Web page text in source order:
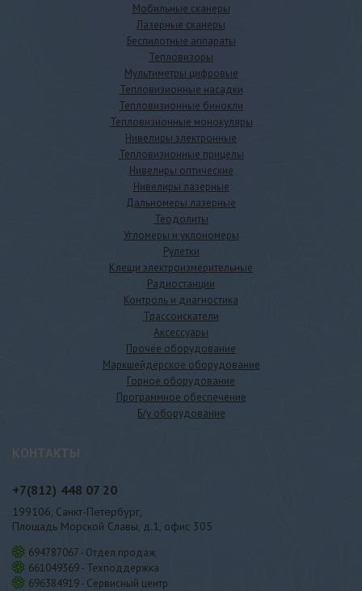
Мобильные сканеры
Лазерные сканеры
Беспилотные аппараты
Тепловизоры
Мультиметры цифровые
Тепловизионные насадки
Тепловизионные бинокли
Тепловизионные монокуляры
Нивелиры электронные
Тепловизионные прицелы
Нивелиры оптические
Нивелиры лазерные
Дальномеры лазерные
Теодолиты
Угломеры и уклономеры
Рулетки
Клещи электроизмерительные
Радиостанции
Контроль и диагностика
Трассоискатели
Аксессуары
Прочее оборудование
Маркшейдерское оборудование
Горное оборудование
Программное обеспечение
Б/у оборудование
КОНТАКТЫ
+7(812) 448 07 20
199106, Санкт-Петербург,
Площадь Морской Славы, д.1, офис 305
694787067 - Отдел продаж
661049369 - Техподдержка
696384919 - Сервисный центр